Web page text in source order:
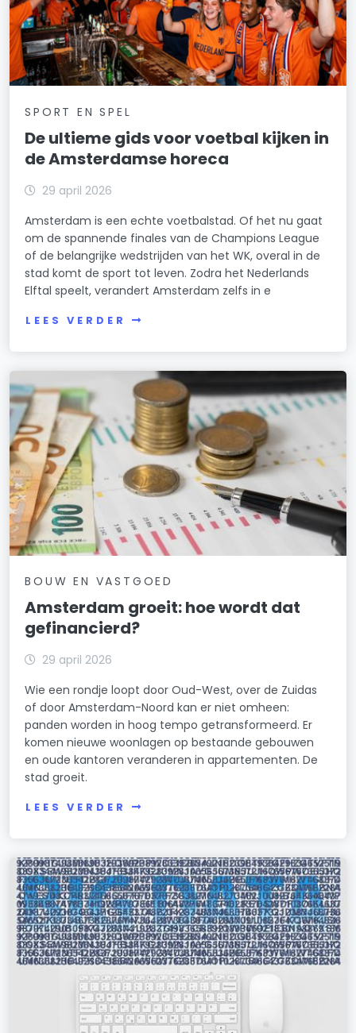
SPORT EN SPEL
De ultieme gids voor voetbal kijken in
de Amsterdamse horeca
29 april 2026
Amsterdam is een echte voetbalstad. Of het nu gaat
om de spannende finales van de Champions League
of de belangrijke wedstrijden van het WK, overal in de
stad komt de sport tot leven. Zodra het Nederlands
Elftal speelt, verandert Amsterdam zelfs in e
LEES VERDER
BOUW EN VASTGOED
Amsterdam groeit: hoe wordt dat
gefinancierd?
29 april 2026
Wie een rondje loopt door Oud-West, over de Zuidas
of door Amsterdam-Noord kan er niet omheen:
panden worden in hoog tempo getransformeerd. Er
komen nieuwe woonlagen op bestaande gebouwen
en oude kantoren veranderen in appartementen. De
stad groeit.
LEES VERDER